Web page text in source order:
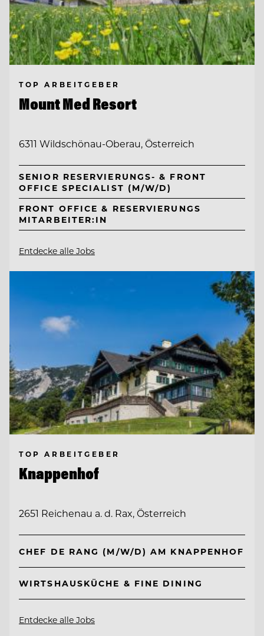
TOP ARBEITGEBER
Mount Med Resort
6311 Wildschönau-Oberau, Österreich
SENIOR RESERVIERUNGS- & FRONT
OFFICE SPECIALIST (M/W/D)
FRONT OFFICE & RESERVIERUNGS
MITARBEITER:IN
Entdecke alle Jobs
TOP ARBEITGEBER
Knappenhof
2651 Reichenau a. d. Rax, Österreich
CHEF DE RANG (M/W/D) AM KNAPPENHOF
WIRTSHAUSKÜCHE & FINE DINING
Entdecke alle Jobs